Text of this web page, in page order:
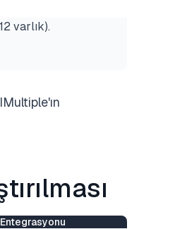
varlık).